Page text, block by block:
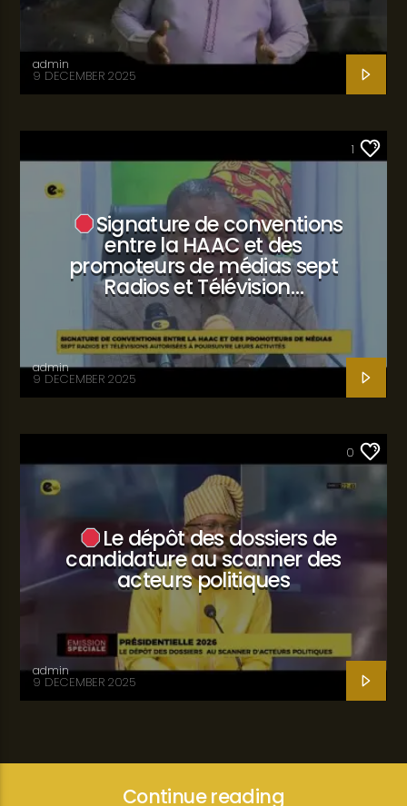
admin
9 DECEMBER 2025
1
Signature de conventions
entre la HAAC et des
promoteurs de médias sept
Radios et Télévision…
admin
9 DECEMBER 2025
0
Le dépôt des dossiers de
candidature au scanner des
acteurs politiques
admin
9 DECEMBER 2025
Continue reading